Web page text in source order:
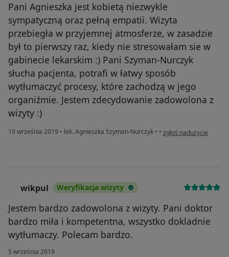
Pani Agnieszka jest kobietą niezwykle
sympatyczną oraz pełną empatii. Wizyta
przebiegła w przyjemnej atmosferze, w zasadzie
był to pierwszy raz, kiedy nie stresowałam sie w
gabinecie lekarskim :) Pani Szyman-Nurczyk
słucha pacjenta, potrafi w łatwy sposób
wytłumaczyć procesy, które zachodzą w jego
organiźmie. Jestem zdecydowanie zadowolona z
wizyty :)
19 września 2019 • lek. Agnieszka Szyman-Nurczyk • • w opinii użytkownika
zgłoś nadużycie
wikpul Weryfikacja wizyty
Jestem bardzo zadowolona z wizyty. Pani doktor
bardzo miła i kompetentna, wszystko dokladnie
wytłumaczy. Polecam bardzo.
5 września 2019